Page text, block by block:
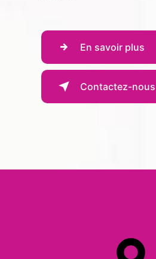
En savoir plus
Contactez-nous